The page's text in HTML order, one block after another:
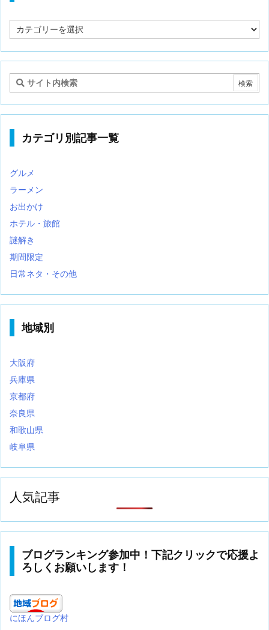
事
テ
リ
カテゴリ別記事一覧
グルメ
ラーメン
お出かけ
ホテル・旅館
謎解き
期間限定
日常ネタ・その他
地域別
大阪府
兵庫県
京都府
奈良県
和歌山県
岐阜県
人気記事
ブログランキング参加中！下記クリックで応援よ
ろしくお願いします！
にほんブログ村